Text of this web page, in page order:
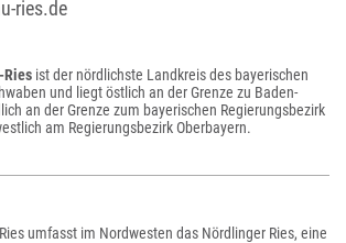
ries.de
Ries ist der nördlichste Landkreis des bayerischen
und liegt östlich an der Grenze zu Baden-
an der Grenze zum bayerischen Regierungsbezirk
am Regierungsbezirk Oberbayern.
umfasst im Nordwesten das Nördlinger Ries, eine